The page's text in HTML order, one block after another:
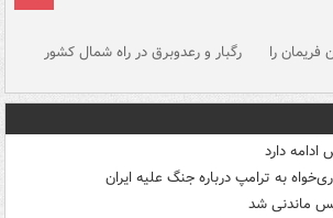
را رگبار و رعدوبرق در راه شمال کشور
ادامه دارد
به ترامپ درباره جنگ علیه ایران
ماندنی شد